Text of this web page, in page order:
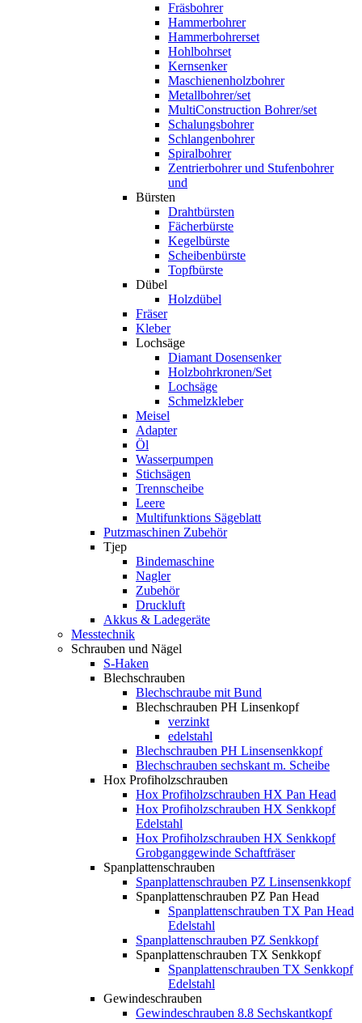
Fräsbohrer
Hammerbohrer
Hammerbohrerset
Hohlbohrset
Kernsenker
Maschienenholzbohrer
Metallbohrer/set
MultiConstruction Bohrer/set
Schalungsbohrer
Schlangenbohrer
Spiralbohrer
Zentrierbohrer und Stufenbohrer
und
Bürsten
Drahtbürsten
Fächerbürste
Kegelbürste
Scheibenbürste
Topfbürste
Dübel
Holzdübel
Fräser
Kleber
Lochsäge
Diamant Dosensenker
Holzbohrkronen/Set
Lochsäge
Schmelzkleber
Meisel
Adapter
Öl
Wasserpumpen
Stichsägen
Trennscheibe
Leere
Multifunktions Sägeblatt
Putzmaschinen Zubehör
Tjep
Bindemaschine
Nagler
Zubehör
Druckluft
Akkus & Ladegeräte
Messtechnik
Schrauben und Nägel
S-Haken
Blechschrauben
Blechschraube mit Bund
Blechschrauben PH Linsenkopf
verzinkt
edelstahl
Blechschrauben PH Linsensenkkopf
Blechschrauben sechskant m. Scheibe
Hox Profiholzschrauben
Hox Profiholzschrauben HX Pan Head
Hox Profiholzschrauben HX Senkkopf
Edelstahl
Hox Profiholzschrauben HX Senkkopf
Grobganggewinde Schaftfräser
Spanplattenschrauben
Spanplattenschrauben PZ Linsensenkkopf
Spanplattenschrauben PZ Pan Head
Spanplattenschrauben TX Pan Head
Edelstahl
Spanplattenschrauben PZ Senkkopf
Spanplattenschrauben TX Senkkopf
Spanplattenschrauben TX Senkkopf
Edelstahl
Gewindeschrauben
Gewindeschrauben 8.8 Sechskantkopf